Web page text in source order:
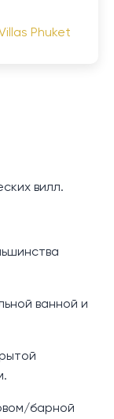
Phuket
вилл.
ванной и
барной